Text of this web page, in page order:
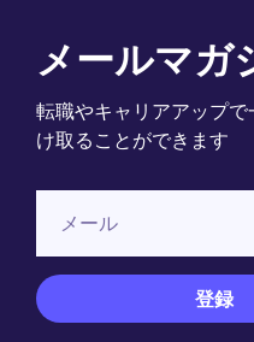
メールマガ
転職やキャリアアップ
け取ることができます